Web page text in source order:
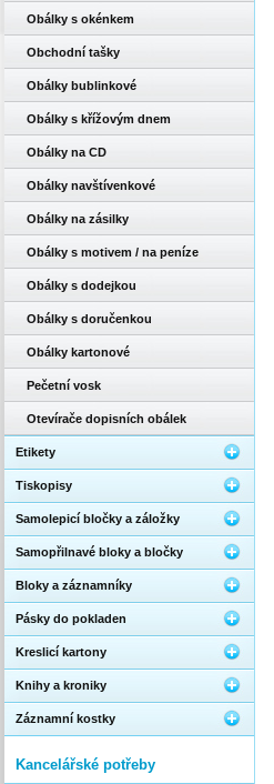
Obálky s okénkem
Obchodní tašky
Obálky bublinkové
Obálky s křížovým dnem
Obálky na CD
Obálky navštívenkové
Obálky na zásilky
Obálky s motivem / na peníze
Obálky s dodejkou
Obálky s doručenkou
Obálky kartonové
Pečetní vosk
Otevírače dopisních obálek
Etikety
Tiskopisy
Samolepicí bločky a záložky
Samopřilnavé bloky a bločky
Bloky a záznamníky
Pásky do pokladen
Kreslicí kartony
Knihy a kroniky
Záznamní kostky
Kancelářské potřeby